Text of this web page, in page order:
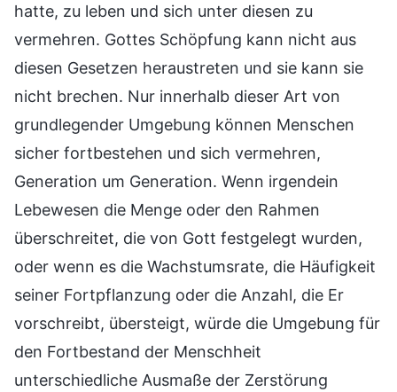
hatte, zu leben und sich unter diesen zu
vermehren. Gottes Schöpfung kann nicht aus
diesen Gesetzen heraustreten und sie kann sie
nicht brechen. Nur innerhalb dieser Art von
grundlegender Umgebung können Menschen
sicher fortbestehen und sich vermehren,
Generation um Generation. Wenn irgendein
Lebewesen die Menge oder den Rahmen
überschreitet, die von Gott festgelegt wurden,
oder wenn es die Wachstumsrate, die Häufigkeit
seiner Fortpflanzung oder die Anzahl, die Er
vorschreibt, übersteigt, würde die Umgebung für
den Fortbestand der Menschheit
unterschiedliche Ausmaße der Zerstörung